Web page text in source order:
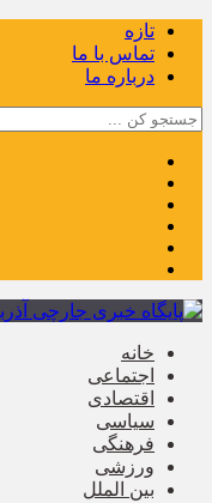
تازه
تماس با ما
درباره ما
خانه
اجتماعی
اقتصادی
سیاسی
فرهنگی
ورزشی
بین الملل